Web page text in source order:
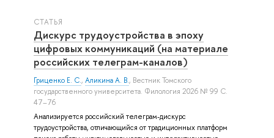
СТАТЬЯ
Дискурс трудоустройства в эпоху
цифровых коммуникаций (на материале
российских телеграм-каналов)
Гриценко Е. С., Аликина А. В., Вестник Томского
государственного университета. Филология 2026 № 99 С.
47–76
Анализируется российский телеграм-дискурс
трудоустройства, отличающийся от традиционных платформ